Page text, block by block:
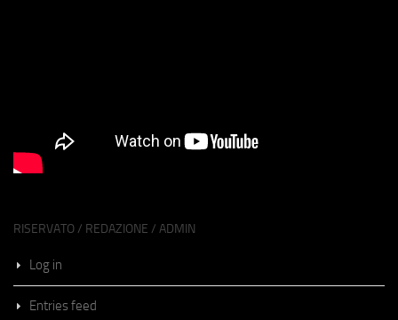
RISERVATO / REDAZIONE / ADMIN
Log in
Entries feed